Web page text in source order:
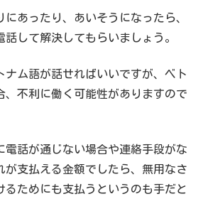
あったり、あいそうになったら、
して解決してもらいましょう。
ナム語が話せればいいですが、ベト
、不利に働く可能性がありますので
電話が通じない場合や連絡手段がな
が支払える金額でしたら、無用なさ
るためにも支払うというのも手だと